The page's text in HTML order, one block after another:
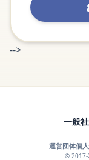
-->
一般
運営団体個
© 2017-